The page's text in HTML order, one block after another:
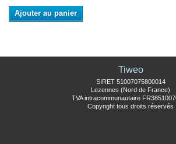
Ajouter au panier
Tiweo
SIRET 51007075800014
Lezennes (Nord de France)
TVA intracommunautaire
Copyright tous droits réservés